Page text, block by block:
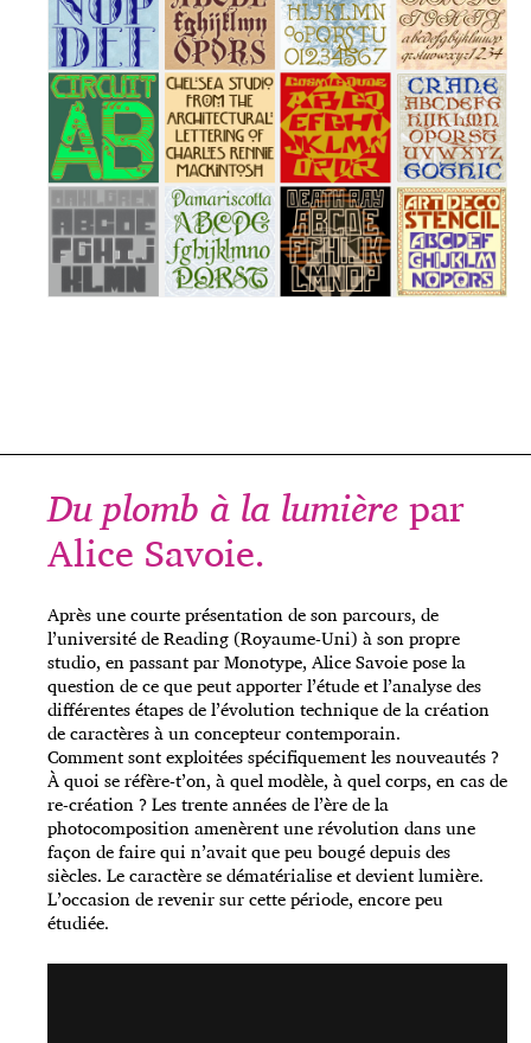
Du plomb à la lumièrepar
Alice Savoie.
Après une courte présentation de son parcours, de
l’université de Reading (Royaume-Uni) à son propre
studio, en passant par Monotype, Alice Savoie pose la
question de ce que peut apporter l’étude et l’analyse des
différentes étapes de l’évolution technique de la création
de caractères à un concepteur contemporain.
Comment sont exploitées spécifiquement les nouveautés ?
À quoi se réfère-t’on, à quel modèle, à quel corps, en cas de
re-création ? Les trente années de l’ère de la
photocomposition amenèrent une révolution dans une
façon de faire qui n’avait que peu bougé depuis des
siècles. Le caractère se dématérialise et devient lumière.
L’occasion de revenir sur cette période, encore peu
étudiée.